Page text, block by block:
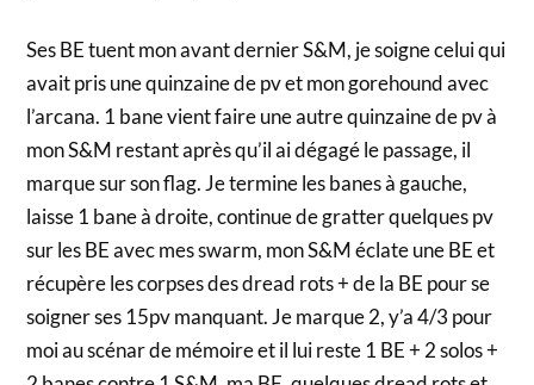
Ses BE tuent mon avant dernier S&M, je soigne celui qui
avait pris une quinzaine de pv et mon gorehound avec
l’arcana. 1 bane vient faire une autre quinzaine de pv à
mon S&M restant après qu’il ai dégagé le passage, il
marque sur son flag. Je termine les banes à gauche,
laisse 1 bane à droite, continue de gratter quelques pv
sur les BE avec mes swarm, mon S&M éclate une BE et
récupère les corpses des dread rots + de la BE pour se
soigner ses 15pv manquant. Je marque 2, y’a 4/3 pour
moi au scénar de mémoire et il lui reste 1 BE + 2 solos +